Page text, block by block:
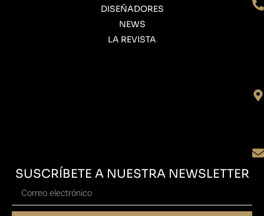
DISEÑADORES
NEWS
LA REVISTA
SUSCRÍBETE A NUESTRA NEWSLETTER